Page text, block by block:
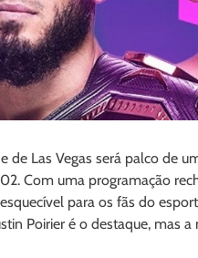
de Las Vegas será palco de
Com uma programação
para os fãs do
Poirier é o destaque, mas